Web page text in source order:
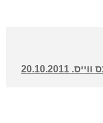
"מה שהיה היה" - עשור למותו של אלכס ווייס. 20.10.2011